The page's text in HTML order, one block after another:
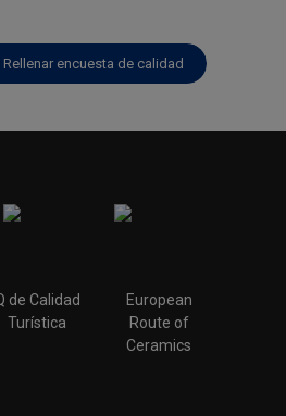
Rellenar encuesta de calidad
de Calidad
Turística
European
Route of
Ceramics